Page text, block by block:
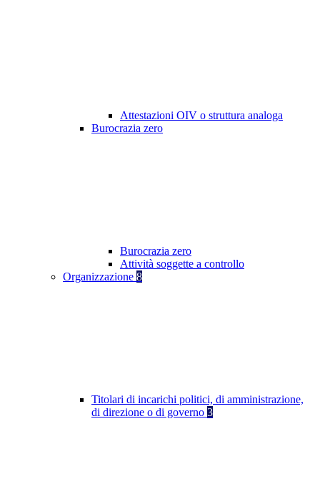
Attestazioni OIV o struttura analoga
Burocrazia zero
Burocrazia zero
Attività soggette a controllo
Organizzazione 8
Titolari di incarichi politici, di amministrazione,
di direzione o di governo 3